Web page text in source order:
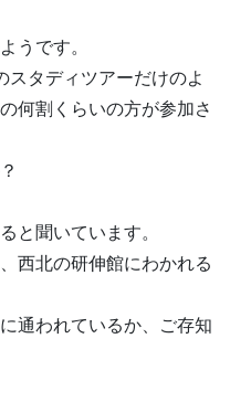
うです。
スタディツアーだけのよ
何割くらいの方が参加さ
と聞いています。
西北の研伸館にわかれる
通われているか、ご存知